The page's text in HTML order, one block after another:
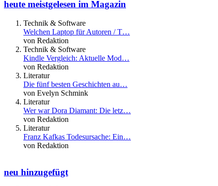
heute meistgelesen im Magazin
Technik & Software
Welchen Laptop für Autoren / T…
von Redaktion
Technik & Software
Kindle Vergleich: Aktuelle Mod…
von Redaktion
Literatur
Die fünf besten Geschichten au…
von Evelyn Schmink
Literatur
Wer war Dora Diamant: Die letz…
von Redaktion
Literatur
Franz Kafkas Todesursache: Ein…
von Redaktion
neu hinzugefügt